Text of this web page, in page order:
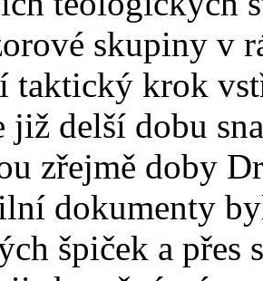
skupiny v
taktický krok
již delší dobu
zřejmě doby
dokumenty
špiček a přes